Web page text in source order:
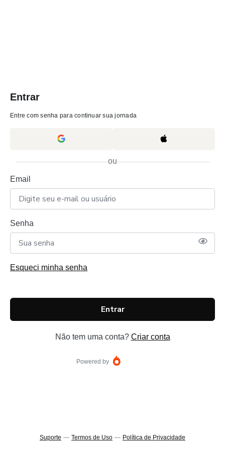
Entrar
Entre com senha para continuar sua jornada
ou
Email
Senha
Esqueci minha senha
Entrar
Não tem uma conta? Criar conta
Powered by
Suporte — Termos de Uso — Política de Privacidade